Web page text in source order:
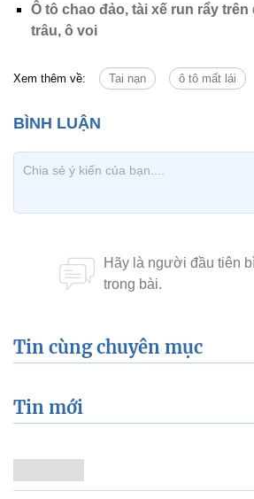
Ô tô chao đảo, tài xế run rẩy
trâu, ô voi
Xem thêm về: Tai nạn ô tô mất lái
Tin cùng chuyên mục
Tin mới